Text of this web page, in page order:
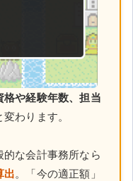
格や経験年数、担当
わります。
な会計事務所なら
出。「今の適正額」